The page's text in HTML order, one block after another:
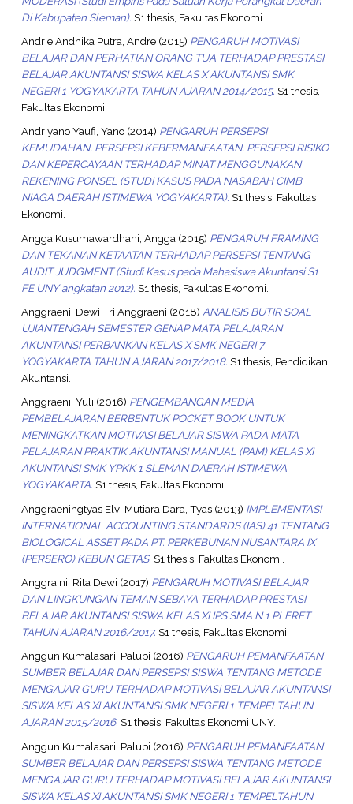
Di Kabupaten Sleman). S1 thesis, Fakultas Ekonomi.
Andrie Andhika Putra, Andre(2015) PENGARUH MOTIVASI
BELAJAR DAN PERHATIAN ORANG TUA TERHADAP PRESTASI
BELAJAR AKUNTANSI SISWA KELAS X AKUNTANSI SMK
NEGERI 1 YOGYAKARTA TAHUN AJARAN 2014/2015. S1 thesis,
Fakultas Ekonomi.
Andriyano Yaufi, Yano(2014) PENGARUH PERSEPSI
KEMUDAHAN, PERSEPSI KEBERMANFAATAN, PERSEPSI RISIKO
DAN KEPERCAYAAN TERHADAP MINAT MENGGUNAKAN
REKENING PONSEL (STUDI KASUS PADA NASABAH CIMB
NIAGA DAERAH ISTIMEWA YOGYAKARTA). S1 thesis, Fakultas
Ekonomi.
Angga Kusumawardhani, Angga (2015) PENGARUH FRAMING
DAN TEKANAN KETAATAN TERHADAP PERSEPSI TENTANG
AUDIT JUDGMENT (Studi Kasus pada Mahasiswa Akuntansi S1
FE UNY angkatan 2012). S1 thesis, Fakultas Ekonomi.
Anggraeni, Dewi Tri Anggraeni (2018) ANALISIS BUTIR SOAL
UJIANTENGAH SEMESTER GENAP MATA PELAJARAN
AKUNTANSI PERBANKAN KELAS X SMK NEGERI 7
YOGYAKARTA TAHUN AJARAN 2017/2018. S1 thesis, Pendidikan
Akuntansi.
Anggraeni, Yuli (2016) PENGEMBANGAN MEDIA
PEMBELAJARAN BERBENTUK POCKET BOOK UNTUK
MENINGKATKAN MOTIVASI BELAJAR SISWA PADA MATA
PELAJARAN PRAKTIK AKUNTANSI MANUAL (PAM) KELAS XI
AKUNTANSI SMK YPKK 1 SLEMAN DAERAH ISTIMEWA
YOGYAKARTA. S1 thesis, Fakultas Ekonomi.
Anggraeningtyas Elvi Mutiara Dara, Tyas(2013) IMPLEMENTASI
INTERNATIONAL ACCOUNTING STANDARDS (IAS) 41 TENTANG
BIOLOGICAL ASSET PADA PT. PERKEBUNAN NUSANTARA IX
(PERSERO) KEBUN GETAS. S1 thesis, Fakultas Ekonomi.
Anggraini, Rita Dewi (2017) PENGARUH MOTIVASI BELAJAR
DAN LINGKUNGAN TEMAN SEBAYA TERHADAP PRESTASI
BELAJAR AKUNTANSI SISWA KELAS XI IPS SMA N 1 PLERET
TAHUN AJARAN 2016/2017.S1 thesis, Fakultas Ekonomi.
Anggun Kumalasari, Palupi (2016) PENGARUH PEMANFAATAN
SUMBER BELAJAR DAN PERSEPSI SISWA TENTANG METODE
MENGAJAR GURU TERHADAP MOTIVASI BELAJAR AKUNTANSI
SISWA KELAS XI AKUNTANSI SMK NEGERI 1 TEMPELTAHUN
AJARAN 2015/2016. S1 thesis, Fakultas Ekonomi UNY.
Anggun Kumalasari, Palupi (2016) PENGARUH PEMANFAATAN
SUMBER BELAJAR DAN PERSEPSI SISWA TENTANG METODE
MENGAJAR GURU TERHADAP MOTIVASI BELAJAR AKUNTANSI
SISWA KELAS XI AKUNTANSI SMK NEGERI 1 TEMPELTAHUN